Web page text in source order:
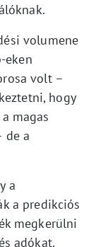
volumene
eken
volt –
hogy
magas
de a
a
a predikciós
megkerülni
adókat.